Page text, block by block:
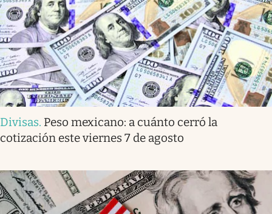
Divisas. Peso mexicano: a cuánto cerró la
cotización este viernes 7 de agosto